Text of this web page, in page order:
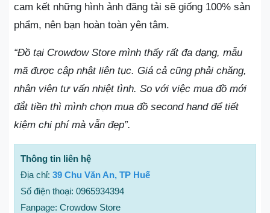
cam kết những hình ảnh đăng tải sẽ giống 100% sản
phẩm, nên bạn hoàn toàn yên tâm.
“Đồ tại Crowdow Store mình thấy rất đa dạng, mẫu
mã được cập nhật liên tục. Giá cả cũng phải chăng,
nhân viên tư vấn nhiệt tình. So với việc mua đồ mới
đắt tiền thì mình chọn mua đồ second hand để tiết
kiệm chi phí mà vẫn đẹp”.
Thông tin liên hệ
Địa chỉ: 39 Chu Văn An, TP Huế
Số điện thoại: 0965934394
Fanpage: Crowdow Store